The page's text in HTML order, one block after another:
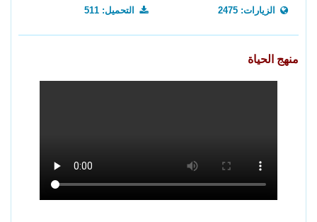
الزيارات: 2475 التحميل: 511
منهج الحياة